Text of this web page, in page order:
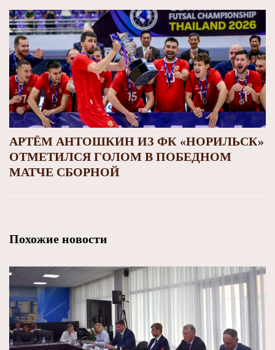
АРТЁМ АНТОШКИН ИЗ ФК «НОРИЛЬСК»
ОТМЕТИЛСЯ ГОЛОМ В ПОБЕДНОМ
МАТЧЕ СБОРНОЙ
Похожие новости